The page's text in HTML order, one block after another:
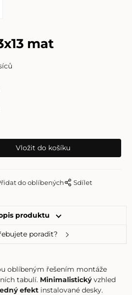
mat
do oblíbených Sdílet
produktu
poradit?
oblíbeným řešením montáže
tabulí. Minimalistickývzhled
efekt instalované desky.